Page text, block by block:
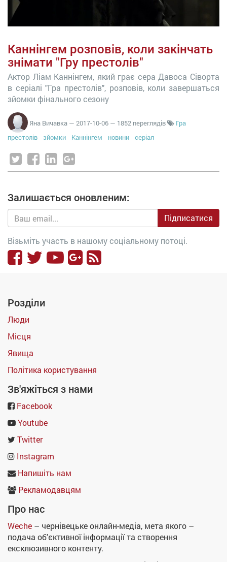
Каннінгем розповів, коли закінчать
знімати "Гру престолів"
Актор Ліам Каннінгем, який грає сера Давоса Сіворта
в серіалі "Гра престолів", розповів, коли завершаться
зйомки фінального сезону
Яна Вичавка — 2017-10-06 — 1852 переглядів
Гра
престолів
зйомки Каннінгем новини серіал
Залишається оновленим:
Підписатися
Візьміть участь в нашому соціальному потоці.
Розділи
Люди
Місця
Явища
Політика користування
Зв'яжіться з нами
Facebook
Youtube
Twitter
Instagram
Напишіть нам
Рекламодавцям
Про нас
Weche – чернівецьке онлайн-медіа, мета якого –
подача об'єктивної інформації та створення
ексклюзивного контенту.